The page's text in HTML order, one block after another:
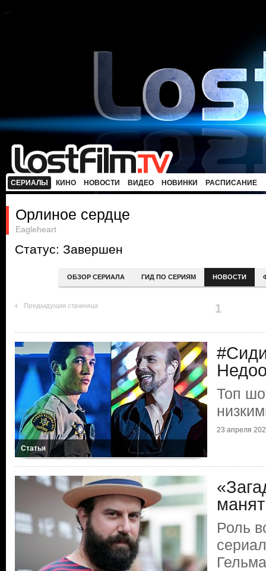
СЕРИАЛЫ КИНО НОВОСТИ ВИДЕО НОВИНКИ РАСПИСАНИЕ
Орлиное сердце
Eagleheart
Статус: Завершен
ОБЗОР СЕРИАЛА ГИД ПО СЕРИЯМ НОВОСТИ
Предыдущая страница 1
Статья
Топ
23 апреля
Роль